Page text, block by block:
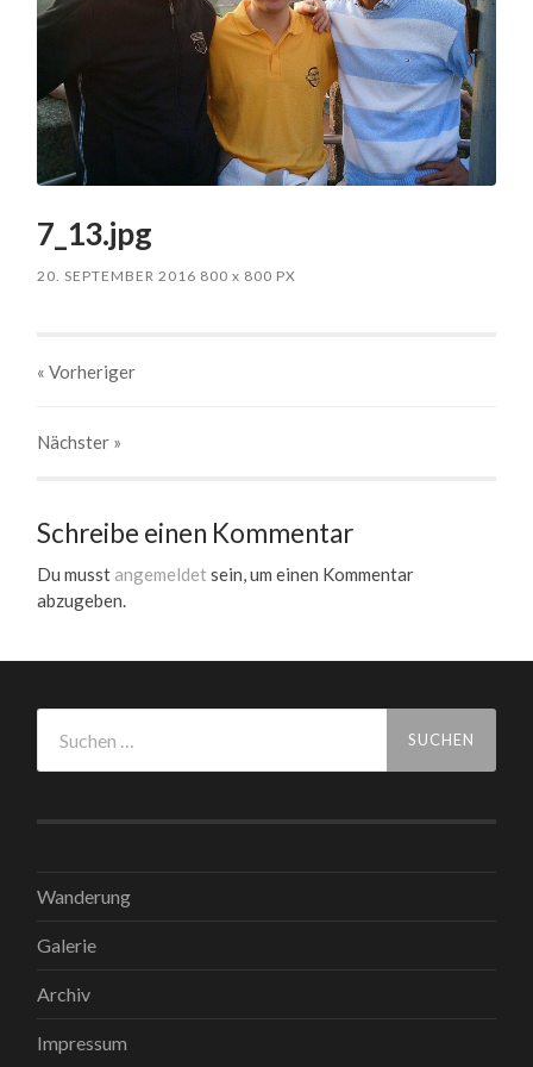
7_13.jpg
20. SEPTEMBER 2016 800x 800 PX
« Vorheriger
Nächster »
Schreibe einen Kommentar
Du musst angemeldet sein, um einen Kommentar
abzugeben.
nach:
Wanderung
Galerie
Archiv
Impressum